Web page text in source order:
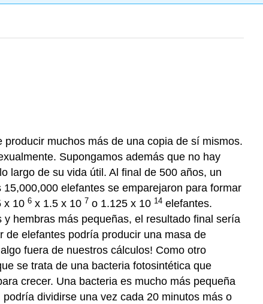
muchos más de una copia de sí mismos.
Supongamos además que no hay
largo de su vida útil. Al final de 500 años, un
15,000,000 elefantes se emparejaron para formar
x 10 6 x 1.5 x 10 7 o 1.125 x 10 14 elefantes.
hembras más pequeñas, el resultado final sería
de elefantes podría producir una masa de
fuera de nuestros cálculos! Como otro
se trata de una bacteria fotosintética que
crecer. Una bacteria es mucho más pequeña
dividirse una vez cada 20 minutos más o